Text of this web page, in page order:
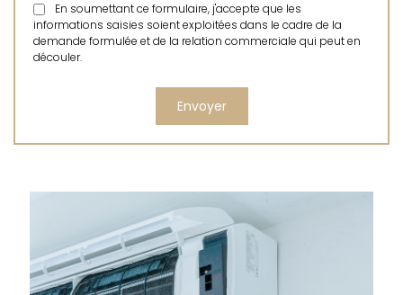
En soumettant ce formulaire, j'accepte que les
informations saisies soient exploitées dans le cadre de la
demande formulée et de la relation commerciale qui peut en
découler.